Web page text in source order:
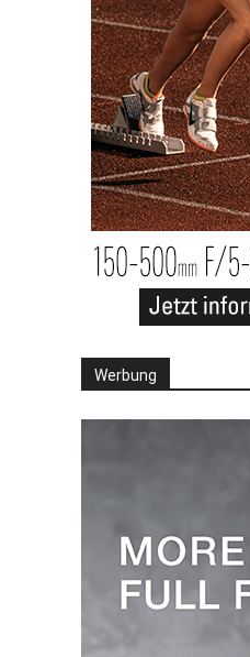
Werbung